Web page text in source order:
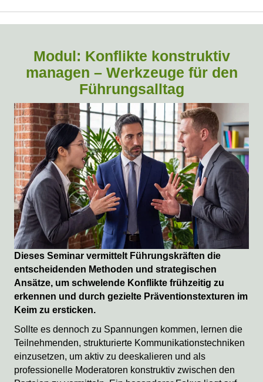
Modul: Konflikte konstruktiv
managen – Werkzeuge für den
Führungsalltag
Dieses Seminar vermittelt Führungskräften die
entscheidenden Methoden und strategischen
Ansätze, um schwelende Konflikte frühzeitig zu
erkennen und durch gezielte Präventionstexturen im
Keim zu ersticken.
Sollte es dennoch zu Spannungen kommen, lernen die
Teilnehmenden, strukturierte Kommunikationstechniken
einzusetzen, um aktiv zu deeskalieren und als
professionelle Moderatoren konstruktiv zwischen den